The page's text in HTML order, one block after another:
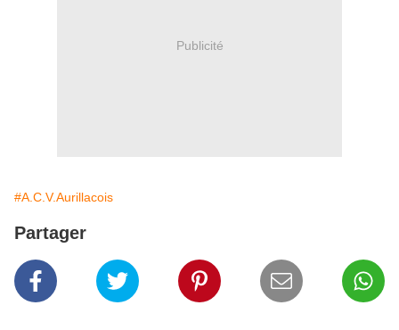
Publicité
#A.C.V.Aurillacois
Partager